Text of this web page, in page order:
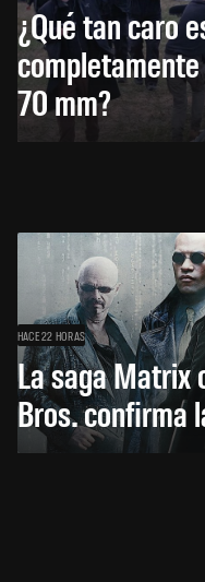
¿Qué tan caro
70 mm?
HACE 22 HORAS
La saga Matrix
Bros. confirma